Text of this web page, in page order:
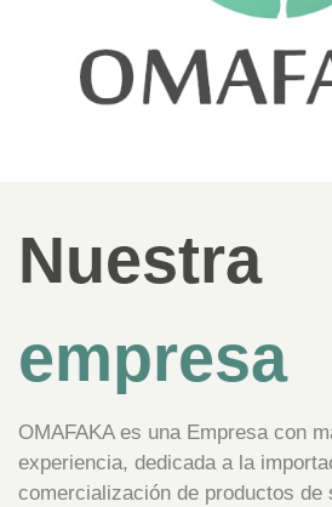
Nuestra
empresa
OMAFAKA es una Empresa con
experiencia, dedicada a la
comercialización de productos de